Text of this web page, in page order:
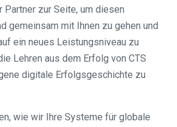
Partner zur Seite, um diesen
gemeinsam mit Ihnen zu gehen und
ein neues Leistungsniveau zu
Lehren aus dem Erfolg von CTS
digitale Erfolgsgeschichte zu
wie wir Ihre Systeme für globale